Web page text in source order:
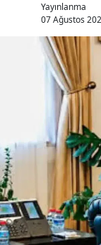
Yayınlanma
07 Ağustos